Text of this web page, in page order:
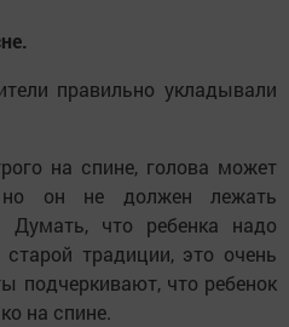
правильно укладывали
на спине, голова может
но он не должен лежать
что ребенка надо
традиции, это очень
подчеркивают, что ребенок
на спине.